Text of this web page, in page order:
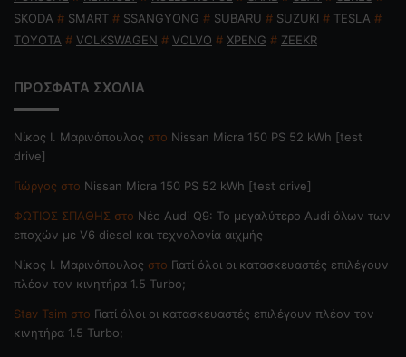
SKODA # SMART # SSANGYONG # SUBARU # SUZUKI # TESLA #
TOYOTA # VOLKSWAGEN # VOLVO # XPENG # ZEEKR
ΠΡΟΣΦΑΤΑ ΣΧΟΛΙΑ
Nίκος Ι. Mαρινόπουλος στο Nissan Micra 150 PS 52 kWh [test
drive]
Γιώργος στο Nissan Micra 150 PS 52 kWh [test drive]
ΦΩΤΙΟΣ ΣΠΑΘΗΣ στο Νέο Audi Q9: Το μεγαλύτερο Audi όλων των
εποχών με V6 diesel και τεχνολογία αιχμής
Nίκος Ι. Mαρινόπουλος στο Γιατί όλοι οι κατασκευαστές επιλέγουν
πλέον τον κινητήρα 1.5 Turbo;
Stav Tsim στο Γιατί όλοι οι κατασκευαστές επιλέγουν πλέον τον
κινητήρα 1.5 Turbo;